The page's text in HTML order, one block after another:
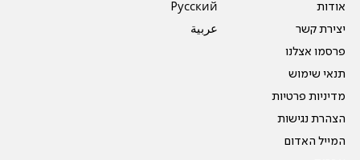
אודות
יצירת קשר
פרסמו אצלנו
תנאי שימוש
מדיניות פרטיות
הצהרת נגישות
המייל האדום
Pусский
عربية